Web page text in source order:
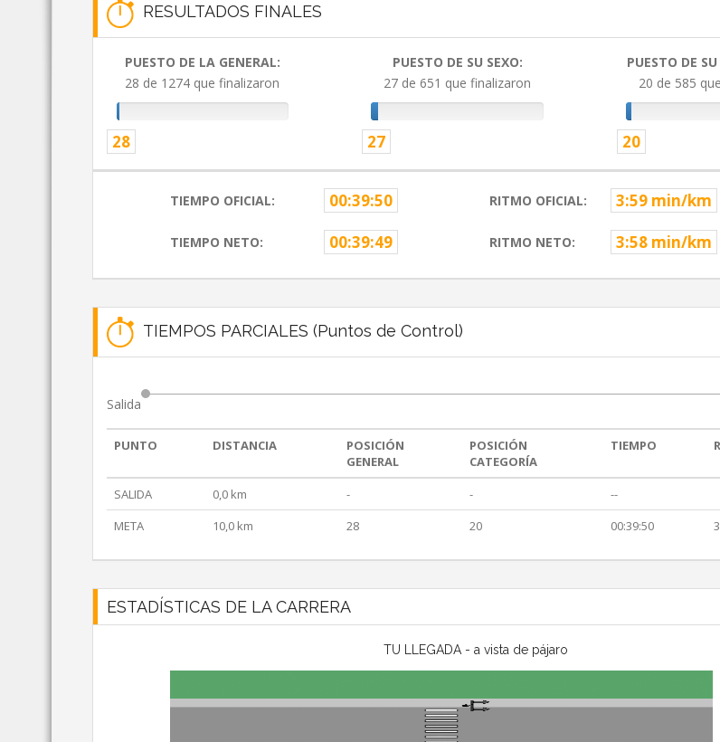
RESULTADOS FINALES
PUESTO DE LA GENERAL:
28 de 1274 que finalizaron
28
PUESTO DE SU SEXO:
27 de 651 que finalizaron
27
PUESTO DE
20 de 585
20
TIEMPO OFICIAL: 00:39:50 RITMO OFICIAL: 3:59 min/km
TIEMPO NETO: 00:39:49 RITMO NETO: 3:58 min/km
TIEMPOS PARCIALES (Puntos de Control)
Salida
PUNTO DISTANCIA
POSICIÓN
GENERAL
POSICIÓN
CATEGORÍA
TIEMPO
SALIDA 0,0 km - -
--
META
10,0 km 28 20 00:39:50
ESTADÍSTICAS DE LA CARRERA
TU LLEGADA - a vista de pájaro